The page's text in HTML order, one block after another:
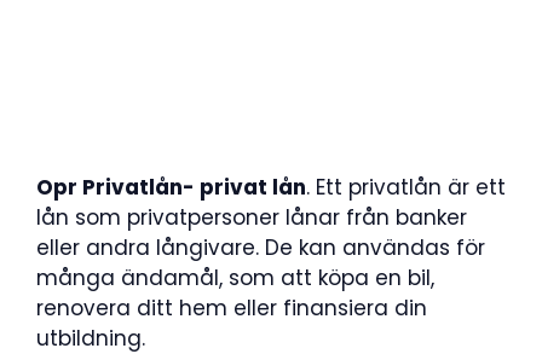
Opr Privatlån- privat lån. Ett privatlån är ett
lån som privatpersoner lånar från banker
eller andra långivare. De kan användas för
många ändamål, som att köpa en bil,
renovera ditt hem eller finansiera din
utbildning.